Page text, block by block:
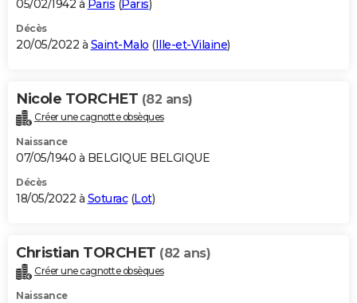
05/02/1942 à Paris (Paris)
Décès
20/05/2022 à Saint-Malo (Ille-et-Vilaine)
Nicole TORCHET (82 ans)
Créer une cagnotte obsèques
Naissance
07/05/1940 à BELGIQUE BELGIQUE
Décès
18/05/2022 à Soturac(Lot)
Christian TORCHET (82 ans)
Créer une cagnotte obsèques
Naissance